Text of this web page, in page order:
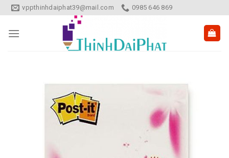
Skip
to
content
vppthinhdaiphat39@mail.com 0985 646 869